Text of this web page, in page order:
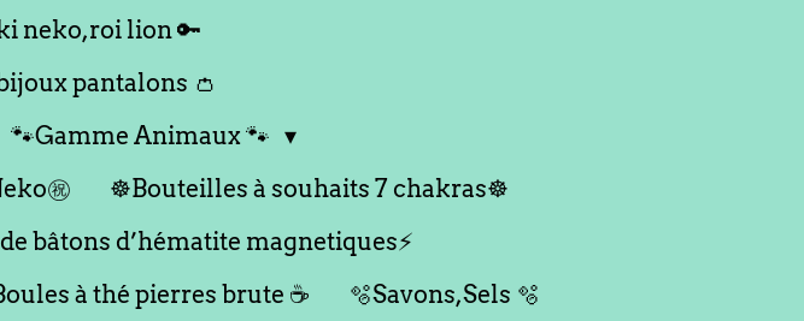
neko,roi lion 🔑
pantalons 👛
🐾Gamme Animaux 🐾
㊗️
☸️Bouteilles à souhaits 7 chakras☸️
de bâtons d’hématite magnetiques⚡️
à thé pierres brute ☕️
🫧Savons,Sels 🫧